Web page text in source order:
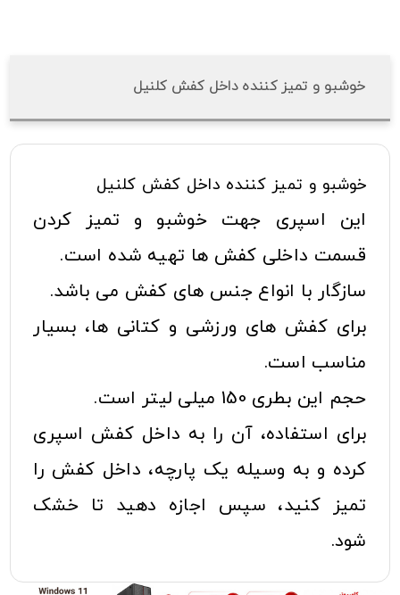
خوشبو و تمیز کننده داخل کفش کلنیل
خوشبو و تمیز کننده داخل کفش کلنیل
این اسپری جهت خوشبو و تمیز کردن
قسمت داخلی کفش ها تهیه شده است.
سازگار با انواع جنس های کفش می باشد.
برای کفش های ورزشی و کتانی ها، بسیار
مناسب است.
حجم این بطری 150 میلی لیتر است.
برای استفاده، آن را به داخل کفش اسپری
کرده و به وسیله یک پارچه، داخل کفش را
تمیز کنید، سپس اجازه دهید تا خشک
شود.